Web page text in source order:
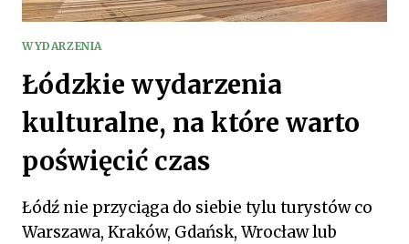
WYDARZENIA
Łódzkie wydarzenia
kulturalne, na które warto
poświęcić czas
Łódź nie przyciąga do siebie tylu turystów co
Warszawa, Kraków, Gdańsk, Wrocław lub